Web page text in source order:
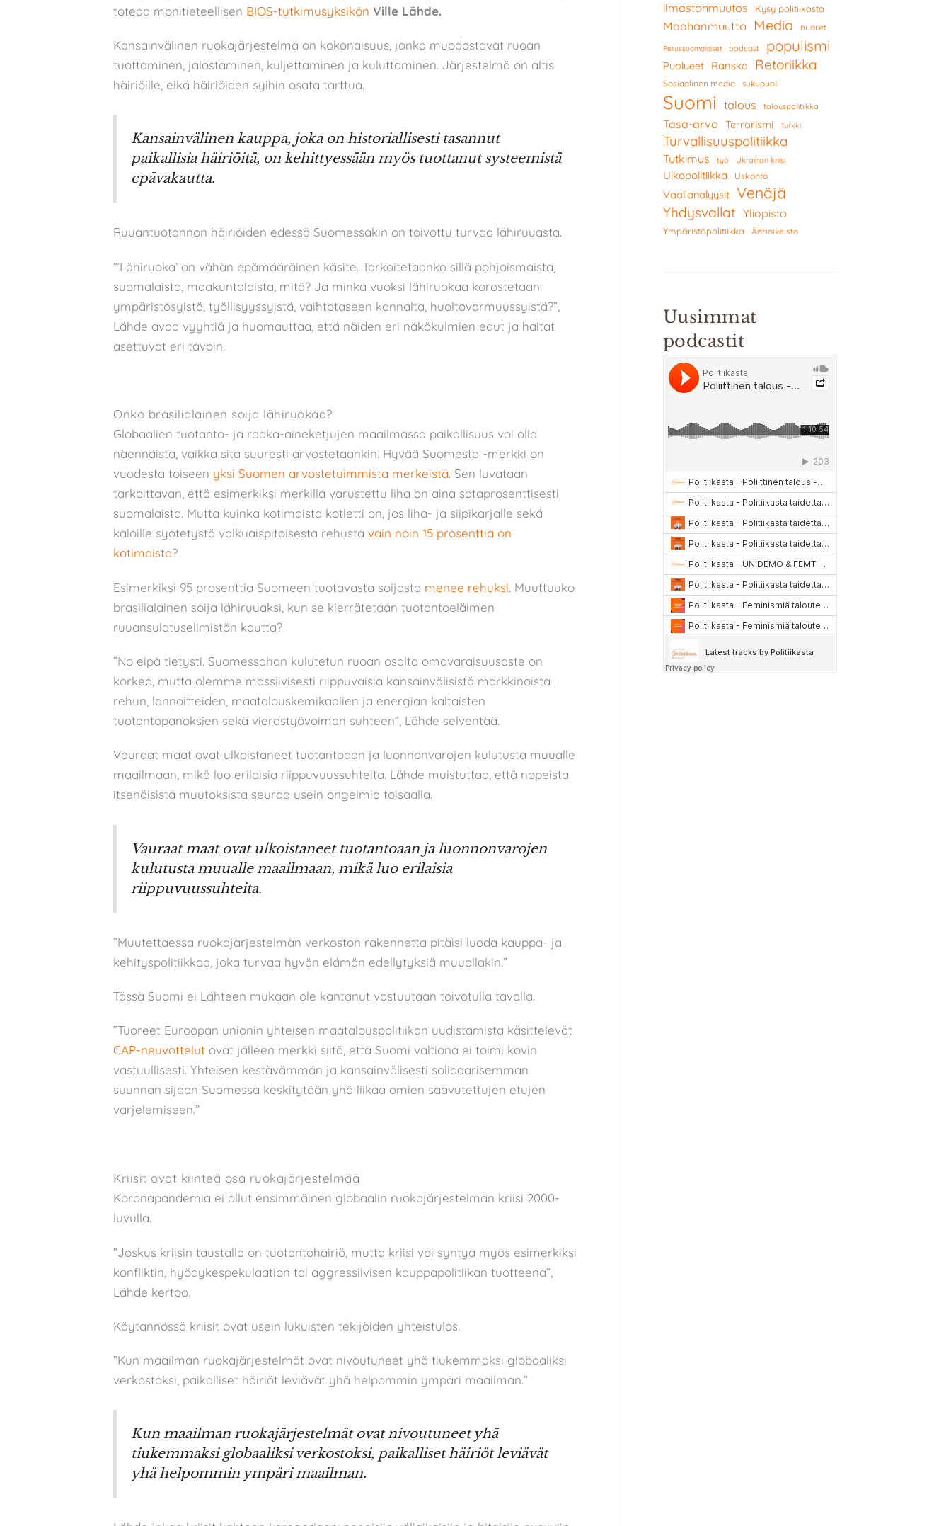
toteaa monitieteellisen BIOS-tutkimusyksikön Ville Lähde.
Kansainvälinen ruokajärjestelmä on kokonaisuus, jonka muodostavat ruoan
tuottaminen, jalostaminen, kuljettaminen ja kuluttaminen. Järjestelmä on altis
häiriöille, eikä häiriöiden syihin osata tarttua.
Kansainvälinen kauppa, joka on historiallisesti tasannut
paikallisia häiriöitä, on kehittyessään myös tuottanut systeemistä
epävakautta.
Ruuantuotannon häiriöiden edessä Suomessakin on toivottu turvaa lähiruuasta.
”’Lähiruoka’ on vähän epämääräinen käsite. Tarkoitetaanko sillä pohjoismaista,
suomalaista, maakuntalaista, mitä? Ja minkä vuoksi lähiruokaa korostetaan:
ympäristösyistä, työllisyyssyistä, vaihtotaseen kannalta, huoltovarmuussyistä?”,
Lähde avaa vyyhtiä ja huomauttaa, että näiden eri näkökulmien edut ja haitat
asettuvat eri tavoin.
Onko brasilialainen soija lähiruokaa?
Globaalien tuotanto- ja raaka-aineketjujen maailmassa paikallisuus voi olla
näennäistä, vaikka sitä suuresti arvostetaankin. Hyvää Suomesta -merkki on
vuodesta toiseen yksi Suomen arvostetuimmista merkeistä. Sen luvataan
tarkoittavan, että esimerkiksi merkillä varustettu liha on aina sataprosenttisesti
suomalaista. Mutta kuinka kotimaista kotletti on, jos liha- ja siipikarjalle sekä
kaloille syötetystä valkuaispitoisesta rehusta vain noin 15 prosenttia on
kotimaista?
Esimerkiksi 95 prosenttia Suomeen tuotavasta soijasta menee rehuksi. Muuttuuko
brasilialainen soija lähiruuaksi, kun se kierrätetään tuotantoeläimen
ruuansulatuselimistön kautta?
”No eipä tietysti. Suomessahan kulutetun ruoan osalta omavaraisuusaste on
korkea, mutta olemme massiivisesti riippuvaisia kansainvälisistä markkinoista
rehun, lannoitteiden, maatalouskemikaalien ja energian kaltaisten
tuotantopanoksien sekä vierastyövoiman suhteen”, Lähde selventää.
Vauraat maat ovat ulkoistaneet tuotantoaan ja luonnonvarojen kulutusta muualle
maailmaan, mikä luo erilaisia riippuvuussuhteita. Lähde muistuttaa, että nopeista
itsenäisistä muutoksista seuraa usein ongelmia toisaalla.
Vauraat maat ovat ulkoistaneet tuotantoaan ja luonnonvarojen
kulutusta muualle maailmaan, mikä luo erilaisia
riippuvuussuhteita.
”Muutettaessa ruokajärjestelmän verkoston rakennetta pitäisi luoda kauppa- ja
kehityspolitiikkaa, joka turvaa hyvän elämän edellytyksiä muuallakin.”
Tässä Suomi ei Lähteen mukaan ole kantanut vastuutaan toivotulla tavalla.
”Tuoreet Euroopan unionin yhteisen maatalouspolitiikan uudistamista käsittelevät
CAP-neuvottelut ovat jälleen merkki siitä, että Suomi valtiona ei toimi kovin
vastuullisesti. Yhteisen kestävämmän ja kansainvälisesti solidaarisemman
suunnan sijaan Suomessa keskitytään yhä liikaa omien saavutettujen etujen
varjelemiseen.”
Kriisit ovat kiinteä osa ruokajärjestelmää
Koronapandemia ei ollut ensimmäinen globaalin ruokajärjestelmän kriisi 2000-
luvulla.
”Joskus kriisin taustalla on tuotantohäiriö, mutta kriisi voi syntyä myös esimerkiksi
konfliktin, hyödykespekulaation tai aggressiivisen kauppapolitiikan tuotteena”,
Lähde kertoo.
Käytännössä kriisit ovat usein lukuisten tekijöiden yhteistulos.
”Kun maailman ruokajärjestelmät ovat nivoutuneet yhä tiukemmaksi globaaliksi
verkostoksi, paikalliset häiriöt leviävät yhä helpommin ympäri maailman.”
Kun maailman ruokajärjestelmät ovat nivoutuneet yhä
tiukemmaksi globaaliksi verkostoksi, paikalliset häiriöt leviävät
yhä helpommin ympäri maailman.
ilmastonmuutos Kysy politiikasta
Maahanmuutto Media nuoret
Perussuomalaiset podcast populismi
Puolueet Ranska Retoriikka
Sosiaalinen media sukupuoli
Suomi talous talouspolitiikka
Tasa-arvo Terrorismi Turkki
Turvallisuuspolitiikka
Tutkimus työ Ukrainan kriisi
Ulkopolitiikka Uskonto
Vaalianalyysit Venäjä
Yhdysvallat Yliopisto
Ympäristöpolitiikka Äärioikeisto
Uusimmat
podcastit